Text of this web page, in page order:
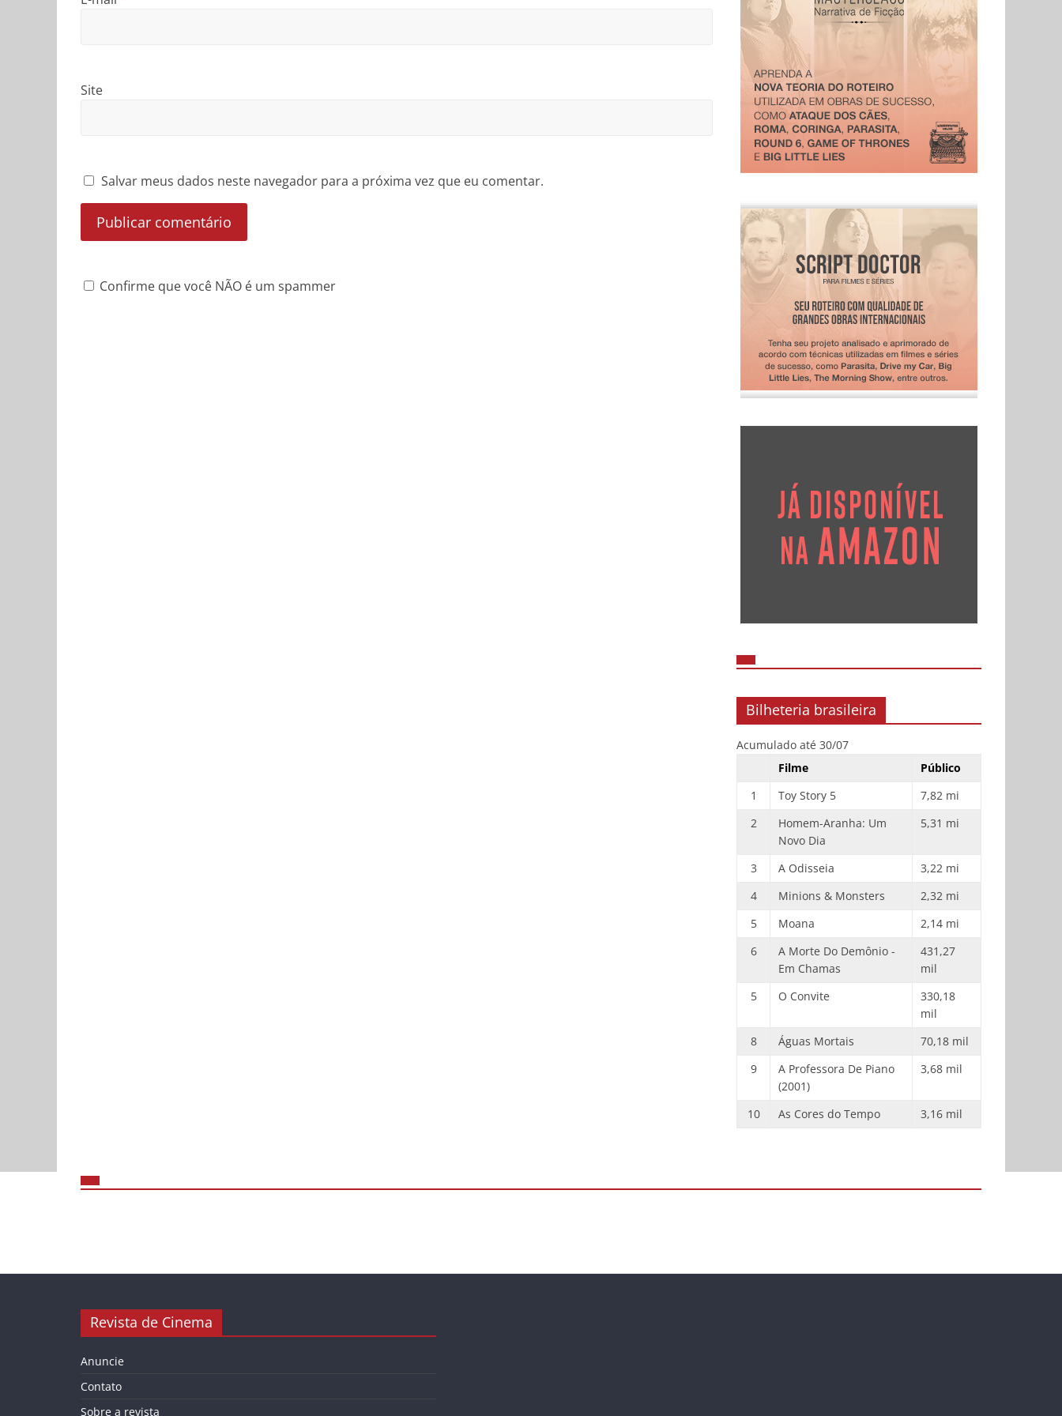
Site
Salvar meus dados neste navegador para a próxima vez que eu comentar.
Confirme que você NÃO é um spammer
Bilheteria brasileira
Acumulado até 30/07
Filme
Público
1
Toy Story 5
7,82 mi
2
Homem-Aranha: Um
Novo Dia
5,31 mi
3 A Odisseia
3,22 mi
4
Minions & Monsters
2,32 mi
5
Moana
2,14 mi
6
A Morte Do Demônio -
Em Chamas
431,27
mil
5
O Convite
330,18
mil
8
Águas Mortais
70,18 mil
9
A Professora De Piano
(2001)
3,68 mil
10 As Cores do Tempo 3,16 mil
Revista de Cinema
Anuncie
Contato
Sobre a revista